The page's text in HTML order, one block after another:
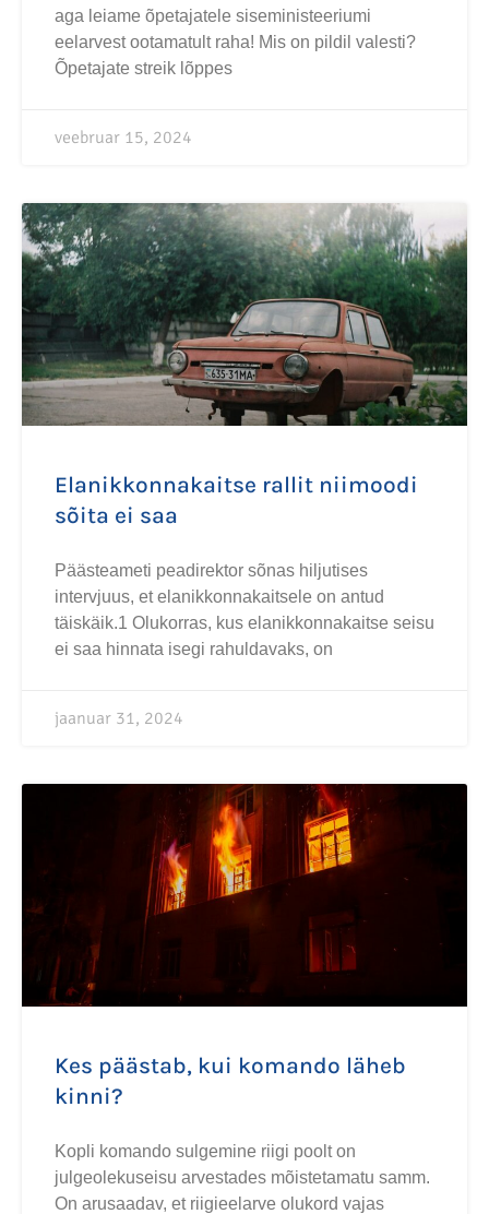
aga leiame õpetajatele siseministeeriumi
eelarvest ootamatult raha! Mis on pildil valesti?
Õpetajate streik lõppes
veebruar 15, 2024
Elanikkonnakaitse rallit niimoodi
sõita ei saa
Päästeameti peadirektor sõnas hiljutises
intervjuus, et elanikkonnakaitsele on antud
täiskäik.1 Olukorras, kus elanikkonnakaitse seisu
ei saa hinnata isegi rahuldavaks, on
jaanuar 31, 2024
Kes päästab, kui komando läheb
kinni?
Kopli komando sulgemine riigi poolt on
julgeolekuseisu arvestades mõistetamatu samm.
On arusaadav, et riigieelarve olukord vajas